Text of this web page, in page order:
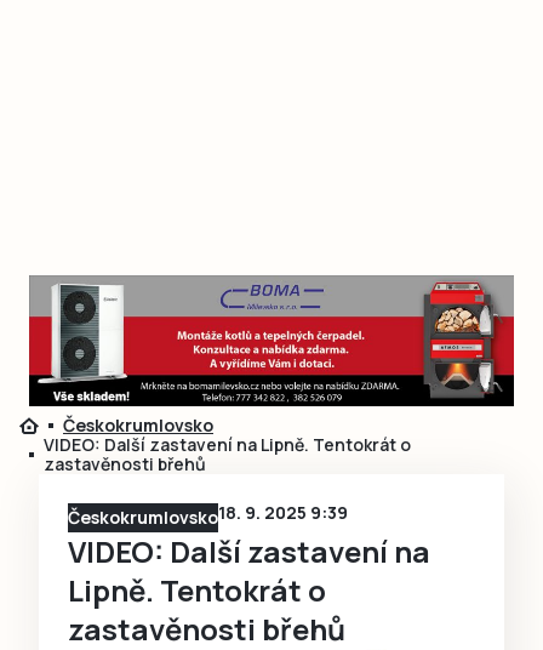
Českokrumlovsko
VIDEO: Další zastavení na Lipně. Tentokrát o
zastavěnosti břehů
Českokrumlovsko18. 9. 2025 9:39
VIDEO: Další zastavení na
Lipně. Tentokrát o
zastavěnosti břehů